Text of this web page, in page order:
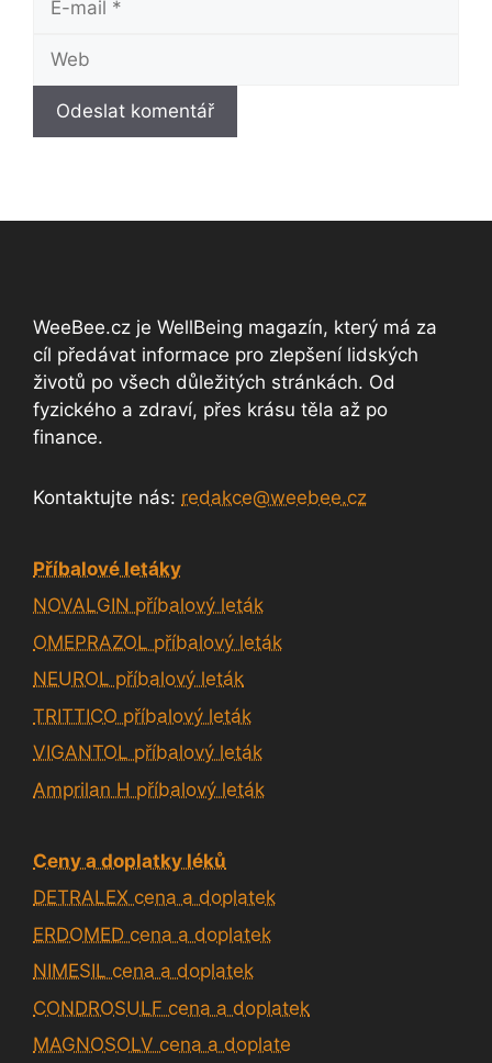
Web
WeeBee.cz je WellBeing magazín, který má za
cíl předávat informace pro zlepšení lidských
životů po všech důležitých stránkách. Od
fyzického a zdraví, přes krásu těla až po
finance.
Kontaktujte nás: redakce@weebee.cz
Příbalové letáky
NOVALGIN příbalový leták
OMEPRAZOL příbalový leták
NEUROL příbalový leták
TRITTICO příbalový leták
VIGANTOL příbalový leták
Amprilan H příbalový leták
Ceny a doplatky léků
DETRALEX cena a doplatek
ERDOMED cena a doplatek
NIMESIL cena a doplatek
CONDROSULF cena a doplatek
MAGNOSOLV cena a doplate